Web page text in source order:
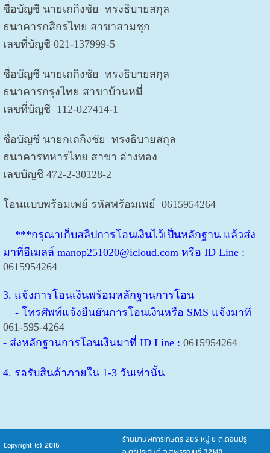
ชื่อบัญชี นายเถกิงชัย ทรงธิบายสกุล
ธนาคารกสิกรไทย สาขาสามชุก
เลขที่บัญชี 021-137999-5
ชื่อบัญชี นายเถกิงชัย ทรงธิบายสกุล
ธนาคารกรุงไทย สาขาบ้านหมี่
เลขที่บัญชี 112-027414-1
ชื่อบัญชี นายกเถกิงชัย ทรงธิบายสกุล
ธนาคารทหารไทย สาขา อ่างทอง
เลขบัญชี 472-2-30128-2
โอนแบบพร้อมเพย์ รหัสพร้อมเพย์ 0615954264
***กรุณาเก็บสลิปการโอนเงินไว้เป็นหลักฐาน แล้วส่ง
มาที่อีเมลล์ manop251020@icloud.com หรือ ID Line :
0615954264
3. แจ้งการโอนเงินพร้อมหลักฐานการโอน
- โทรศัพท์แจ้งยืนยันการโอนเงินหรือ SMS แจ้งมาที่
061-595-4264
- ส่งหลักฐานการโอนเงินมาที่ ID Line : 0615954264
4. รอรับสินค้าภายใน 1-3 วันเท่านั้น
Copyright (c) 2016
ร้านมานพการเกษตร 205 หมู่ 6 ต.ดอนปรู